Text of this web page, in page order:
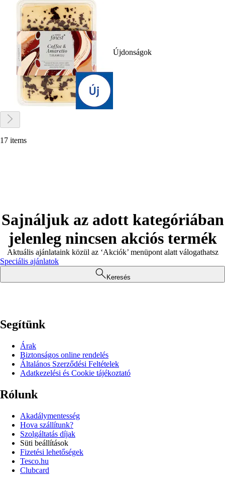
Újdonságok
17 items
Sajnáljuk az adott kategóriában
jelenleg nincsen akciós termék
Aktuális ajánlataink közül az ‘Akciók’ menüpont alatt válogathatsz
Speciális ajánlatok
Keresés
Segítünk
Árak
Biztonságos online rendelés
Általános Szerződési Feltételek
Adatkezelési és Cookie tájékoztató
Rólunk
Akadálymentesség
Hova szállítunk?
Szolgáltatás díjak
Süti beállítások
Fizetési lehetőségek
Tesco.hu
Clubcard